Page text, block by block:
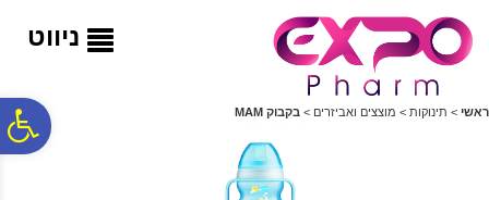
ניווט
ראשי > תינוקות > מוצצים ואביזרים > בקבוק MAM